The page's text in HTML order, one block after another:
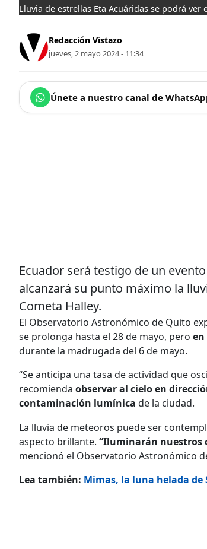
Lluvia de estrellas Eta Acuáridas se podrá ver
Redacción Vistazo
jueves, 2 mayo 2024 - 11:34
Únete a nuestro canal de
Ecuador será testigo de un
alcanzará su punto máximo la
Cometa Halley.
El Observatorio Astronómico de Quito
se prolonga hasta el 28 de mayo, pero
durante la madrugada del 6 de mayo.
“Se anticipa una tasa de actividad que
recomienda observar al cielo en
contaminación lumínica de la ciudad.
La lluvia de meteoros puede ser
aspecto brillante. “Iluminarán nuestros
mencionó el Observatorio Astronómico
Lea también: Mimas, la luna helada de